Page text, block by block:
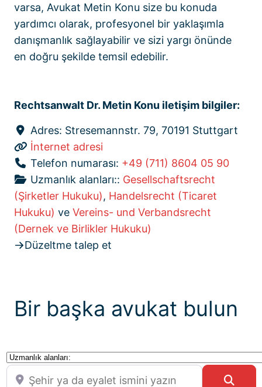
varsa, Avukat Metin Konu size bu konuda
yardımcı olarak, profesyonel bir yaklaşımla
danışmanlık sağlayabilir ve sizi yargı önünde
en doğru şekilde temsil edebilir.
Rechtsanwalt Dr. Metin Konu iletişim bilgiler:
Adres: Stresemannstr. 79, 70191 Stuttgart
İnternet adresi
Telefon numarası: +49 (711) 8604 05 90
Uzmanlık alanları:: Gesellschaftsrecht
(Şirketler Hukuku), Handelsrecht (Ticaret
Hukuku) ve Vereins- und Verbandsrecht
(Dernek ve Birlikler Hukuku)
Düzeltme talep et
Bir başka avukat bulun
Uzmanlık alanları:
Şehir ya da eyalet ismini yazın